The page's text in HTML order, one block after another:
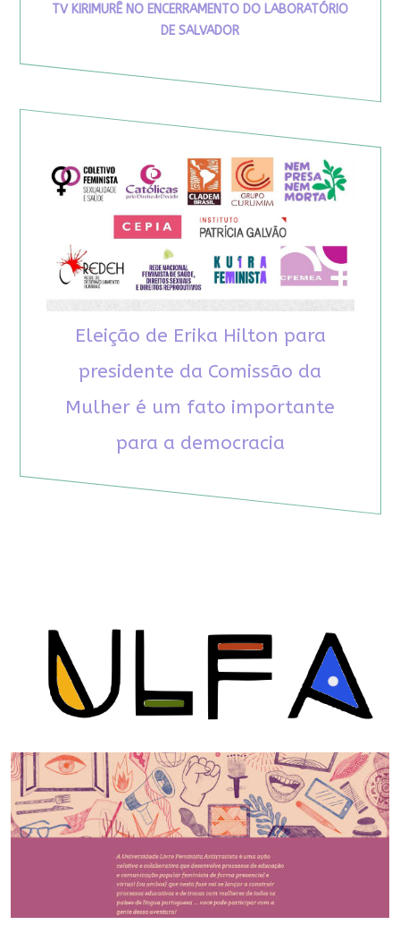
TV KIRIMURÊ NO ENCERRAMENTO DO LABORATÓRIO
DE SALVADOR
Eleição de Erika Hilton para
presidente da Comissão da
Mulher é um fato importante
para a democracia